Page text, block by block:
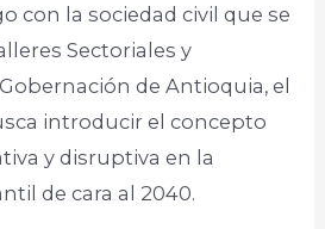
con la sociedad civil que se
Sectoriales y
de Antioquia, el
introducir el concepto
y disruptiva en la
de cara al 2040.